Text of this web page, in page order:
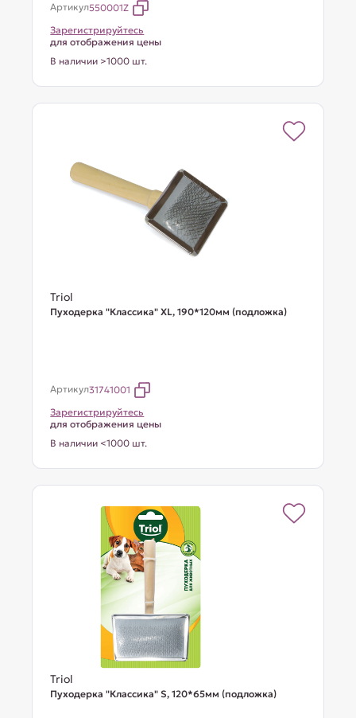
Артикул550001Z
Зарегистрируйтесь
для отображения цены
В наличии >1000 шт.
Triol
Пуходерка "Классика" XL, 190*120мм (подложка)
Артикул31741001
Зарегистрируйтесь
для отображения цены
В наличии <1000 шт.
Triol
Пуходерка "Классика" S, 120*65мм (подложка)